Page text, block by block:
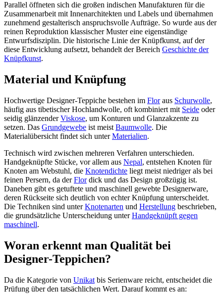
Parallel öffneten sich die großen indischen Manufakturen für die
Zusammenarbeit mit Innenarchitekten und Labels und übernahmen
zunehmend gestalterisch anspruchsvolle Aufträge. So wurde aus der
reinen Reproduktion klassischer Muster eine eigenständige
Entwurfsdisziplin. Die historische Linie der Knüpfkunst, auf der
diese Entwicklung aufsetzt, behandelt der Bereich Geschichte der
Knüpfkunst.
Material und Knüpfung
Hochwertige Designer-Teppiche bestehen im Floraus Schurwolle,
häufig aus tibetischer Hochlandwolle, oft kombiniert mit Seide oder
seidig glänzenderViskose, um Konturen und Glanzakzente zu
setzen. Das Grundgewebe ist meist Baumwolle. Die
Materialübersicht findet sich unterMaterialien.
Technisch wird zwischen mehreren Verfahren unterschieden.
Handgeknüpfte Stücke, vor allem aus Nepal, entstehen Knoten für
Knoten am Webstuhl, die Knotendichte liegt meist niedriger als bei
feinen Persern, da derFlordick und das Design großzügig ist.
Daneben gibt es getuftete und maschinell gewebte Designerware,
deren Rückseite sich deutlich von echter Knüpfung unterscheidet.
Die Techniken sind unterKnotenarten und Herstellung beschrieben,
die grundsätzliche Unterscheidung unterHandgeknüpft gegen
maschinell.
Woran erkennt man Qualität bei
Designer-Teppichen?
Da die Kategorie von Unikat bis Serienware reicht, entscheidet die
Prüfung über den tatsächlichen Wert. Darauf kommt es an: